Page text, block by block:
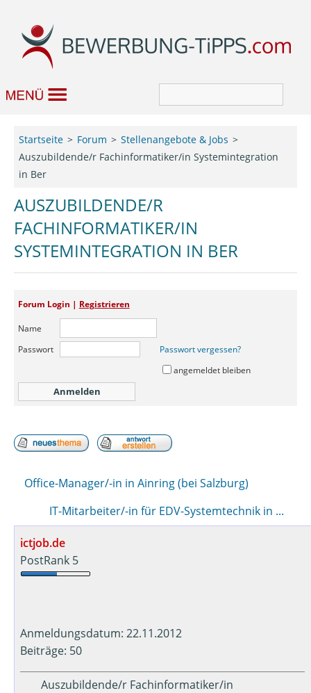
Job & Karriere
Forum
Startseite Forum
Stellenangebote & Jobs
Auszubildende/r Fachinformatiker/in Systemintegration
in Ber
AUSZUBILDENDE/R
FACHINFORMATIKER/IN
SYSTEMINTEGRATION IN BER
Forum Login | Registrieren
Name
Passwort
Passwort vergessen?
angemeldet bleiben
Office-Manager/-in in Ainring (bei Salzburg)
IT-Mitarbeiter/-in für EDV-Systemtechnik in ...
ictjob.de
PostRank 5
Anmeldungsdatum: 22.11.2012
Beiträge: 50
Auszubildende/r Fachinformatiker/in